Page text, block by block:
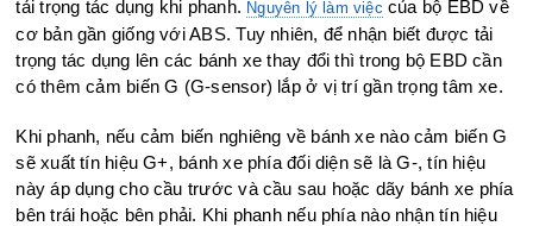
tải trọng tác dụng khi phanh. Nguyên lý làm việc của bộ EBD về
cơ bản gần giống với ABS. Tuy nhiên, để nhận biết được tải
trọng tác dụng lên các bánh xe thay đổi thì trong bộ EBD cần
có thêm cảm biến G (G-sensor) lắp ở vị trí gần trọng tâm xe.
Khi phanh, nếu cảm biến nghiêng về bánh xe nào cảm biến G
sẽ xuất tín hiệu G+, bánh xe phía đối diện sẽ là G-, tín hiệu
này áp dụng cho cầu trước và cầu sau hoặc dãy bánh xe phía
bên trái hoặc bên phải. Khi phanh nếu phía nào nhận tín hiệu